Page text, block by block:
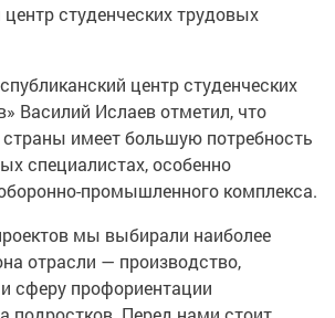
студенческих трудовых
центр студенческих
Василий Ислаев отметил, что
имеет большую потребность
специалистах, особенно
промышленного комплекса.
мы выбирали наиболее
отрасли — производство,
сферу профориентации